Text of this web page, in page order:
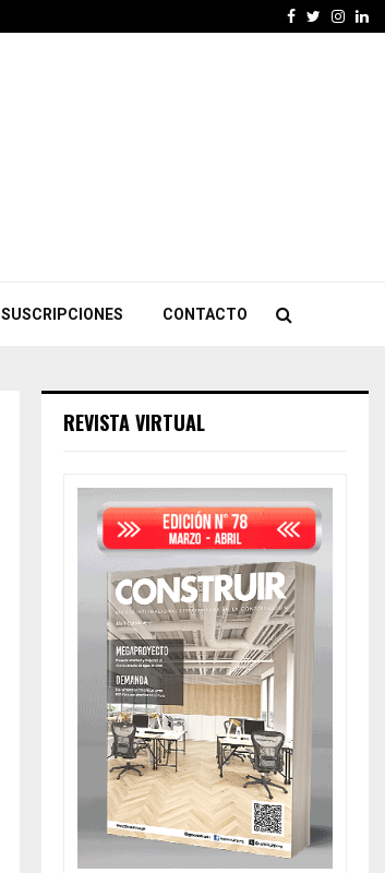
Facebook
Twitter
SUSCRIPCIONES CONTACTO
REVISTA VIRTUAL